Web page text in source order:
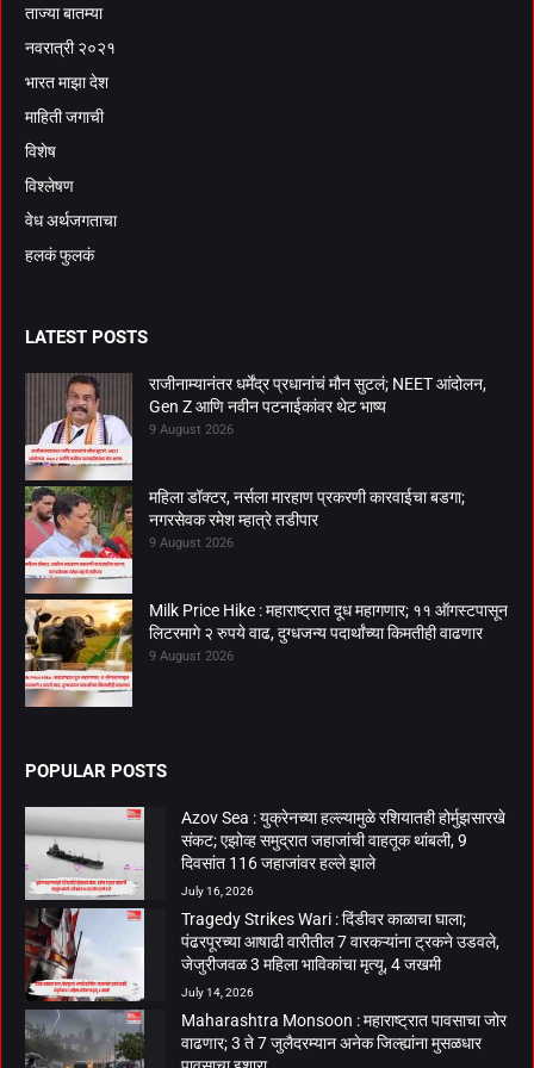
ताज्या बातम्या
नवरात्री २०२१
भारत माझा देश
माहिती जगाची
विशेष
विश्लेषण
वेध अर्थजगताचा
हलकं फुलकं
LATEST POSTS
राजीनाम्यानंतर धर्मेंद्र प्रधानांचं मौन सुटलं; NEET आंदोलन,
Gen Z आणि नवीन पटनाईकांवर थेट भाष्य
9 August 2026
महिला डॉक्टर, नर्सला मारहाण प्रकरणी कारवाईचा बडगा;
नगरसेवक रमेश म्हात्रे तडीपार
9 August 2026
Milk Price Hike : महाराष्ट्रात दूध महागणार; ११ ऑगस्टपासून
लिटरमागे २ रुपये वाढ, दुग्धजन्य पदार्थांच्या किमतीही वाढणार
9 August 2026
POPULAR POSTS
Azov Sea : युक्रेनच्या हल्ल्यामुळे रशियातही होर्मुझसारखे
संकट; एझोव्ह समुद्रात जहाजांची वाहतूक थांबली, 9
दिवसांत 116 जहाजांवर हल्ले झाले
July 16, 2026
Tragedy Strikes Wari : दिंडीवर काळाचा घाला;
पंढरपूरच्या आषाढी वारीतील 7 वारकऱ्यांना ट्रकने उडवले,
जेजुरीजवळ 3 महिला भाविकांचा मृत्यू, 4 जखमी
July 14, 2026
Maharashtra Monsoon : महाराष्ट्रात पावसाचा जोर
वाढणार; 3 ते 7 जुलैदरम्यान अनेक जिल्ह्यांना मुसळधार